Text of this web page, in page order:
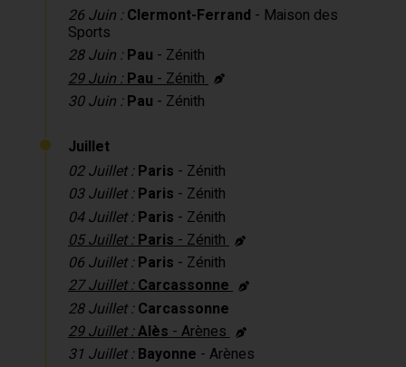
26 Juin : Clermont-Ferrand
Sports
28 Juin : Pau - Zénith
29 Juin : Pau - Zénith
30 Juin : Pau - Zénith
Juillet
02 Juillet : Paris - Zénith
03 Juillet : Paris - Zénith
04 Juillet : Paris - Zénith
05 Juillet :Paris- Zénith
06 Juillet : Paris - Zénith
27 Juillet :Carcassonne
28 Juillet : Carcassonne
29 Juillet :Alès- Arènes
31 Juillet : Bayonne - Arènes